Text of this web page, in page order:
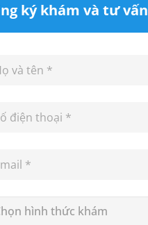
ký khám và tư vấn
hình thức khám